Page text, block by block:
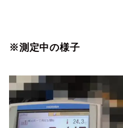
※測定中の様子